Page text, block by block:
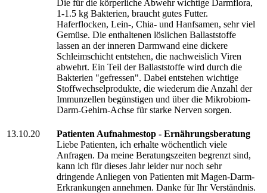
Die für die körperliche Abwehr wichtige Darmflora,
1-1.5 kg Bakterien, braucht gutes Futter.
Haferflocken, Lein-, Chia- und Hanfsamen, sehr viel
Gemüse. Die enthaltenen löslichen Ballaststoffe
lassen an der inneren Darmwand eine dickere
Schleimschicht entstehen, die nachweislich Viren
abwehrt. Ein Teil der Ballaststoffe wird durch die
Bakterien "gefressen". Dabei entstehen wichtige
Stoffwechselprodukte, die wiederum die Anzahl der
Immunzellen begünstigen und über die Mikrobiom-
Darm-Gehirn-Achse für starke Nerven sorgen.
13.10.20
Patienten Aufnahmestop - Ernährungsberatung
Liebe Patienten, ich erhalte wöchentlich viele
Anfragen. Da meine Beratungszeiten begrenzt sind,
kann ich für dieses Jahr leider nur noch sehr
dringende Anliegen von Patienten mit Magen-Darm-
Erkrankungen annehmen. Danke für Ihr Verständnis.